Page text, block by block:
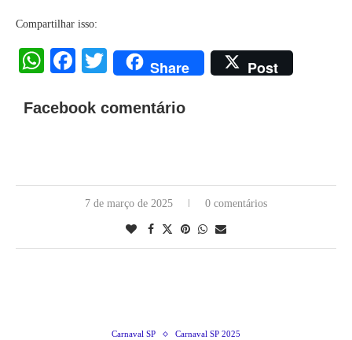
Compartilhar isso:
WhatsApp
Facebook
Twitter
Share Post
Facebook comentário
7 de março de 2025 0 comentários
Carnaval SP Carnaval SP 2025